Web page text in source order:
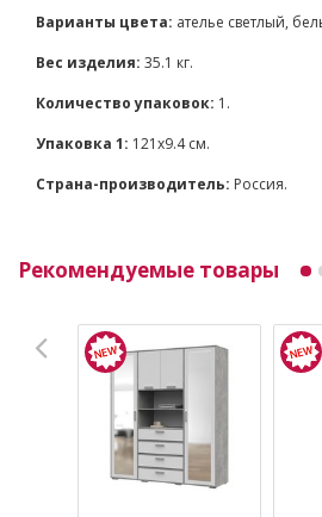
Варианты цвета: ателье светлый,
Вес изделия: 35.1 кг.
Количество упаковок: 1.
Упаковка 1: 121x9.4 см.
Страна-производитель: Россия.
Рекомендуемые товары